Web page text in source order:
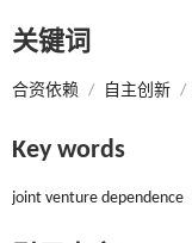
关键词
合资依赖 / 自主创新 /
Key words
joint venture dependence